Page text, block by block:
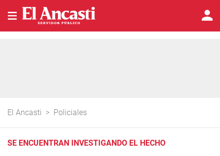
El Ancasti > Policiales
SE ENCUENTRAN INVESTIGANDO EL HECHO